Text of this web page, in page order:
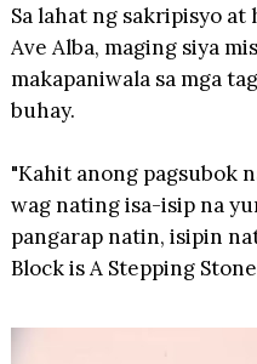
Sa lahat ng sakripisyo
Ave Alba, maging siya
makapaniwala sa mga
buhay.
"Kahit anong pagsubok
wag nating isa-isip na
pangarap natin, isipin
Block is A Stepping Stone